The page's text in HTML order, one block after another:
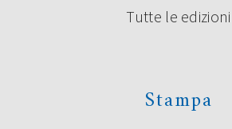
Tutte le edizioni
Stampa